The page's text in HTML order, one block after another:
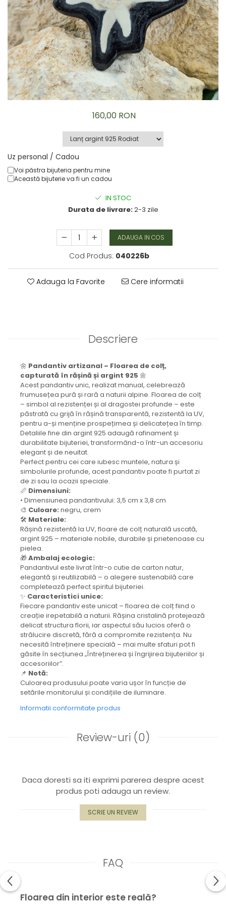
Brățară
Bijuterii copii
Colier / Pandantiv
Colier de prietenie
Brățară
Accesorii păr
Broșă
Bijuterii argint
Bijuterii oțel
Colier / Pandantiv
Cercei
Bijuterii aliaj metalic
Cercei
Brățară
Bijuterii din Floarea de colț
Suport bijuterii
Bijuterii cu cristale naturale
Colier / Pandantiv
Cercei
Brățară
Set bijuterii
Bijuterii din lemn
Colier / Pandantiv
Cercei
Set bijuterii
Brățară
Bijuterii fără metal
Brățară
Bijuterii - Alte
Suport bijuterii
Semn de carte
Accesorii
Produse personalizate (mărturii)
Produse zero waste
Săculeț de depozitare pentru pâine
Ambalaj cu ceară de albine pentru
alimente
Șervețel ecologic pentru sandiș
Săculeț pentru ronțăieli
Dischete cosmetice
Capac textil pentru vase și farfurii
Prosop de bucătărie "NU-hârtie"
Suport pentru tacâmuri de călătorie
TOATE Bijuteriile și Accesoriile
TOATE Produsele Zero Waste
TOATE Produsele Personalizate
160,00 RON
Uz personal / Cadou
Voi păstra bijuteria pentru mine
Această bijuterie va fi un cadou
IN STOC
Durata de livrare:2-3 zile
ADAUGA IN COS
Cod Produs: 040226b
Adauga la Favorite Cere informatii
Descriere
🌼 Pandantiv artizanal – Floarea de colț,
capturată în rășină și argint 925 🌼
Acest pandantiv unic, realizat manual, celebrează
frumusețea pură și rară a naturii alpine. Floarea de colț
– simbol al rezistenței și al dragostei profunde – este
păstrată cu grijă în rășină transparentă, rezistentă la UV,
pentru a-și menține prospețimea și delicatețea în timp.
Detaliile fine din argint 925 adaugă rafinament și
durabilitate bijuteriei, transformând-o într-un accesoriu
elegant și de neuitat.
Perfect pentru cei care iubesc muntele, natura și
simbolurile profunde, acest pandantiv poate fi purtat zi
de zi sau la ocazii speciale.
📏 Dimensiuni:
• Dimensiunea pandantivului: 3,5 cm x 3,8 cm
🎨 Culoare: negru, crem
🛠️ Materiale:
Rășină rezistentă la UV, floare de colț naturală uscată,
argint 925 – materiale nobile, durabile și prietenoase cu
pielea.
🎁Ambalaj ecologic:
Pandantivul este livrat într-o cutie de carton natur,
elegantă și reutilizabilă – o alegere sustenabilă care
completează perfect spiritul bijuteriei.
✨ Caracteristici unice:
Fiecare pandantiv este unicat – floarea de colț fiind o
creație irepetabilă a naturii. Rășina cristalină protejează
delicat structura florii, iar aspectul său lucios oferă o
strălucire discretă, fără a compromite rezistența. Nu
necesită întreținere specială – mai multe sfaturi pot fi
găsite în secțiunea „Întreținerea și îngrijirea bijuteriilor și
accesoriilor”.
📌 Notă:
Culoarea produsului poate varia ușor în funcție de
setările monitorului și condițiile de iluminare.
Informatii conformitate produs
Review-uri (0)
Daca doresti sa iti exprimi parerea despre acest
produs poti adauga un review.
SCRIE UN REVIEW
FAQ
Floarea din interior este reală?